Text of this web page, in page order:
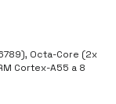
Octa-Core (2x
Cortex-A55 a 8